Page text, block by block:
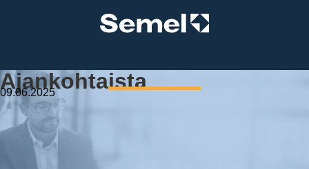
Ajankohtaista
09.06.2025